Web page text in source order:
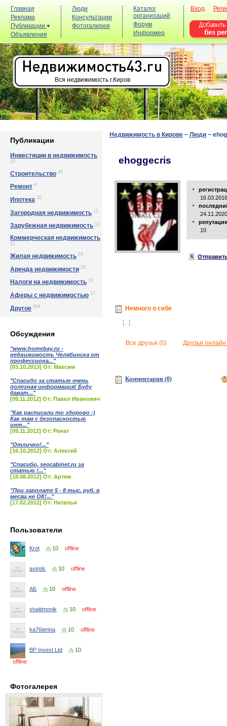
Главная
Реклама
Публикации
Объявления
Люди
Консультации
Фотогалерея
Каталог
организаций
Форум
Информер
Вход
Вся недвижимость г.Киров
Публикации
Инвестиции в недвижимость
19
Строительство 44
Ремонт 9
Ипотека 20
Загородная недвижимость 12
Зарубежная недвижимость 12
Коммерческая недвижимость
21
Жилая недвижимость 24
Аренда недвижимости 20
Налоги на недвижимость 19
Аферы с недвижимостью 17
Другое 844
Обсуждения
"www.homebay.ru -
недвижимость Челябинска от
профессиона..."
[03.10.2013] От: Максим
"Спасибо за статью очень
полезная информация! Буду
дават..."
[09.11.2012] От: Павел Иванович
"Как расписали то здорово :)
Как там с безопасностью
инт..."
[09.11.2012] От: Ренат
"Отлично!..."
[16.10.2012] От: Алексей
"Спасибо, seocabinet.ru за
статью !..."
[18.08.2012] От: Артем
"При зарплате 5 - 8 тыс. руб. в
месяц не ОК!..."
[17.02.2012] От: Наталья
Пользователи
Krot 10 offline
avirpls 10 offline
АБ 10 offline
shaitimonik 10 offline
ka76terina 10 offline
BP Invest Ltd
10
offline
Фотогалерея
Недвижимость в Кирове − Люди −
ehoggecris
•
•
•
репутация
10
Немного о себе
[...]
Все друзья (0) Друзья онлайн
Комментарии (0)